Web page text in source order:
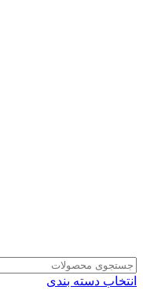
انتخاب دسته بندی